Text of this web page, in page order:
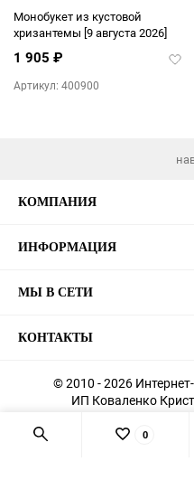
Монобукет из кустовой
хризантемы [9 августа 2026]
1 905 ₽
Артикул: 400900
КОМПАНИЯ
ИНФОРМАЦИЯ
МЫ В СЕТИ
КОНТАКТЫ
© 2010 - 2026
ИП Коваленко
Согласие на0